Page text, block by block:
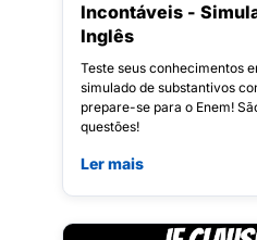
Incontáveis -
Inglês
Teste seus conhecimentos
simulado de substantivos
prepare-se para o Enem!
questões!
Ler mais